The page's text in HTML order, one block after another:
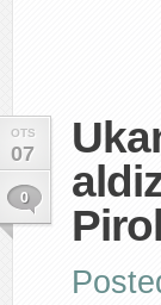
OTS
07
0